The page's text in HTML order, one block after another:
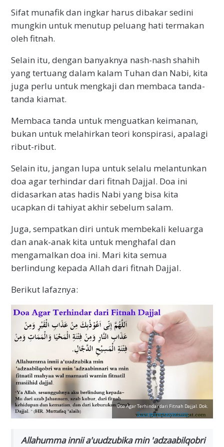
Sifat munafik dan ingkar harus dibakar sedini
mungkin untuk menutup peluang hati termakan
oleh fitnah.
Selain itu, dengan banyaknya nash-nash shahih
yang tertuang dalam kalam Tuhan dan Nabi, kita
juga perlu untuk mengkaji dan membaca tanda-
tanda kiamat.
Membaca tanda untuk menguatkan keimanan,
bukan untuk melahirkan teori konspirasi, apalagi
ribut-ribut.
Selain itu, jangan lupa untuk selalu melantunkan
doa agar terhindar dari fitnah Dajjal. Doa ini
didasarkan atas hadis Nabi yang bisa kita
ucapkan di tahiyat akhir sebelum salam.
Juga, sempatkan diri untuk membekali keluarga
dan anak-anak kita untuk menghafal dan
mengamalkan doa ini. Mari kita semua
berlindung kepada Allah dari fitnah Dajjal.
Berikut lafaznya:
Doa Agar Terhindar dari Fitnah Dajjal. Dok.
Gurupenyemangat.com
Allahumma innii a'uudzubika min 'adzaabilqobri